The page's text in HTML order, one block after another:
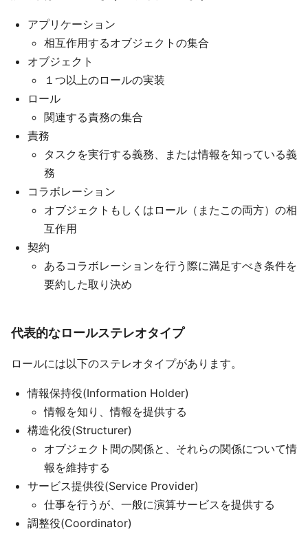
アプリケーション
相互作用するオブジェクトの集合
オブジェクト
１つ以上のロールの実装
ロール
関連する責務の集合
責務
タスクを実行する義務、または情報を知っている義
務
コラボレーション
オブジェクトもしくはロール（またこの両方）の相
互作用
契約
あるコラボレーションを行う際に満足すべき条件を
要約した取り決め
代表的なロールステレオタイプ
ロールには以下のステレオタイプがあります。
情報保持役(Information Holder)
情報を知り、情報を提供する
構造化役(Structurer)
オブジェクト間の関係と、それらの関係について情
報を維持する
サービス提供役(Service Provider)
仕事を行うが、一般に演算サービスを提供する
調整役(Coordinator)